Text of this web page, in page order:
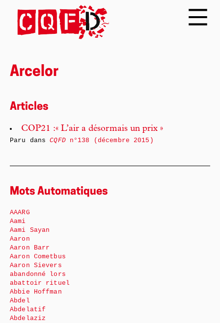
Arcelor
Articles
COP21 :« L’air a désormais un prix »
Paru dansCQFDn°138 (décembre 2015)
Mots Automatiques
AAARG
Aami
Aami Sayan
Aaron
Aaron Barr
Aaron Cometbus
Aaron Sievers
abandonné lors
abattoir rituel
Abbie Hoffman
Abdel
Abdelatif
Abdelaziz